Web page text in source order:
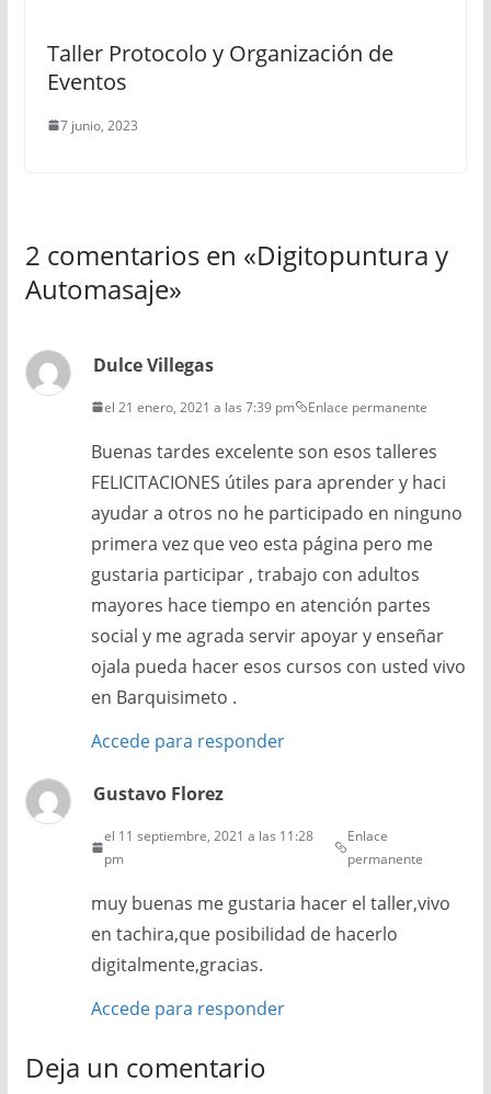
Taller Protocolo y Organización de
Eventos
7 junio, 2023
2 comentarios en «Digitopuntura y
Automasaje»
Dulce Villegas
el 21 enero, 2021 a las 7:39 pm Enlace permanente
Buenas tardes excelente son esos talleres
FELICITACIONES útiles para aprender y haci
ayudar a otros no he participado en ninguno
primera vez que veo esta página pero me
gustaria participar , trabajo con adultos
mayores hace tiempo en atención partes
social y me agrada servir apoyar y enseñar
ojala pueda hacer esos cursos con usted vivo
en Barquisimeto .
Accede para responder
Gustavo Florez
el 11 septiembre, 2021 a las 11:28
pm
Enlace
permanente
muy buenas me gustaria hacer el taller,vivo
en tachira,que posibilidad de hacerlo
digitalmente,gracias.
Accede para responder
Deja un comentario